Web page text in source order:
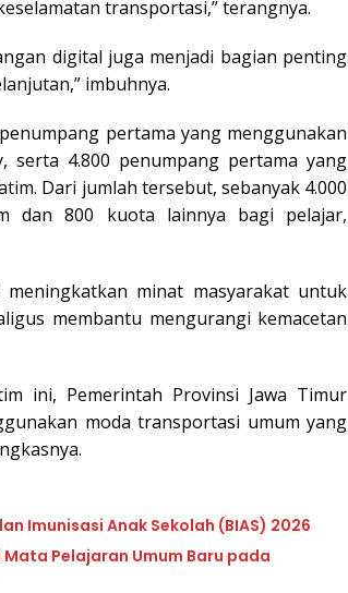
transportasi,” terangnya.
digital juga menjadi bagian penting
imbuhnya.
pertama yang menggunakan
serta 4.800 penumpang pertama yang
Dari jumlah tersebut, sebanyak 4.000
dan 800 kuota lainnya bagi pelajar,
minat masyarakat untuk
membantu mengurangi kemacetan
ini, Pemerintah Provinsi Jawa Timur
moda transportasi umum yang
Imunisasi Anak Sekolah (BIAS) 2026
Mata Pelajaran Umum Baru pada